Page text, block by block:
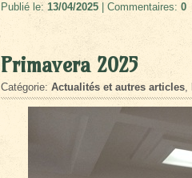
Publié le: 13/04/2025 | Commentaires: 0
Primavera 2025
Catégorie: Actualités et autres articles,